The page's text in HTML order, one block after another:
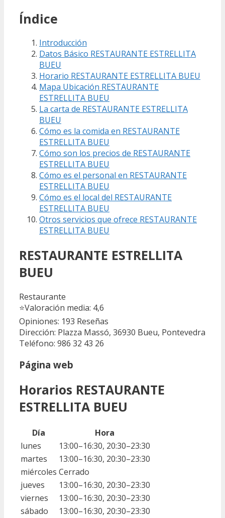
Índice
Introducción
Datos Básico RESTAURANTE ESTRELLITA
BUEU
Horario RESTAURANTE ESTRELLITA BUEU
Mapa Ubicación RESTAURANTE
ESTRELLITA BUEU
La carta de RESTAURANTE ESTRELLITA
BUEU
Cómo es la comida en RESTAURANTE
ESTRELLITA BUEU
Cómo son los precios de RESTAURANTE
ESTRELLITA BUEU
Cómo es el personal en RESTAURANTE
ESTRELLITA BUEU
Cómo es el local del RESTAURANTE
ESTRELLITA BUEU
Otros servicios que ofrece RESTAURANTE
ESTRELLITA BUEU
RESTAURANTE ESTRELLITA
BUEU
Restaurante
⭐Valoración media: 4,6
Opiniones: 193 Reseñas
Dirección: Plazza Massó, 36930 Bueu, Pontevedra
Teléfono: 986 32 43 26
Página web
Horarios RESTAURANTE
ESTRELLITA BUEU
Día
Hora
lunes
13:00–16:30, 20:30–23:30
martes
13:00–16:30, 20:30–23:30
miércoles Cerrado
jueves
13:00–16:30, 20:30–23:30
viernes
13:00–16:30, 20:30–23:30
sábado
13:00–16:30, 20:30–23:30